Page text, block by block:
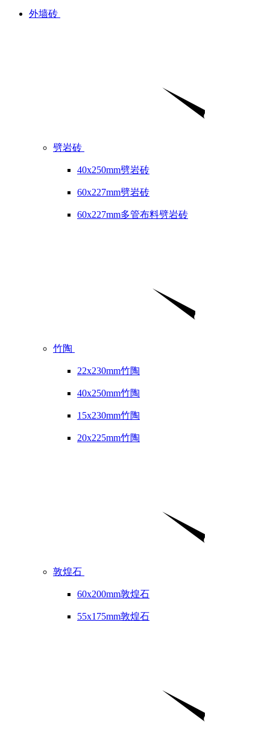
外墙砖
劈岩砖
40x250mm劈岩砖
60x227mm劈岩砖
60x227mm多管布料劈岩砖
竹陶
22x230mm竹陶
40x250mm竹陶
15x230mm竹陶
20x225mm竹陶
敦煌石
60x200mm敦煌石
55x175mm敦煌石